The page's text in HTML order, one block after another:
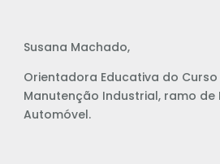
Susana Machado,
Orientadora Educativa do
Manutenção Industrial, ramo de
Automóvel.